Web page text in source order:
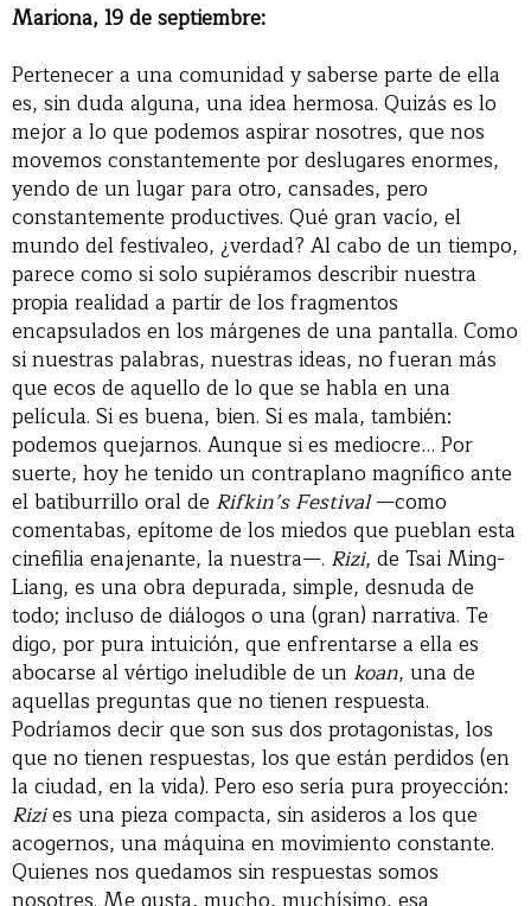
Mariona, 19 de septiembre:
Pertenecer a una comunidad y saberse parte de ella
es, sin duda alguna, una idea hermosa. Quizás es lo
mejor a lo que podemos aspirar nosotres, que nos
movemos constantemente por deslugares enormes,
yendo de un lugar para otro, cansades, pero
constantemente productives. Qué gran vacío, el
mundo del festivaleo, ¿verdad? Al cabo de un tiempo,
parece como si solo supiéramos describir nuestra
propia realidad a partir de los fragmentos
encapsulados en los márgenes de una pantalla. Como
si nuestras palabras, nuestras ideas, no fueran más
que ecos de aquello de lo que se habla en una
película. Si es buena, bien. Si es mala, también:
podemos quejarnos. Aunque si es mediocre… Por
suerte, hoy he tenido un contraplano magnífico ante
el batiburrillo oral de Rifkin’s Festival—como
comentabas, epítome de los miedos que pueblan esta
cinefilia enajenante, la nuestra—. Rizi, de Tsai Ming-
Liang, es una obra depurada, simple, desnuda de
todo; incluso de diálogos o una (gran) narrativa. Te
digo, por pura intuición, que enfrentarse a ella es
abocarse al vértigo ineludible de un koan, una de
aquellas preguntas que no tienen respuesta.
Podríamos decir que son sus dos protagonistas, los
que no tienen respuestas, los que están perdidos (en
la ciudad, en la vida). Pero eso sería pura proyección:
Rizies una pieza compacta, sin asideros a los que
acogernos, una máquina en movimiento constante.
Quienes nos quedamos sin respuestas somos